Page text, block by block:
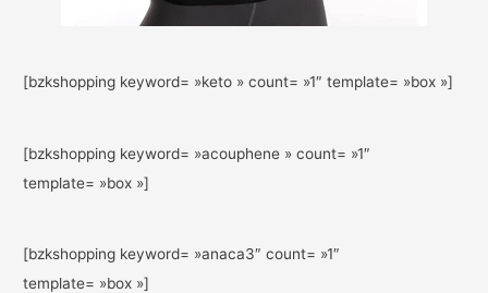
[bzkshopping keyword= »keto » count= »1″ template= »box »]
[bzkshopping keyword= »acouphene » count= »1″
template= »box »]
[bzkshopping keyword= »anaca3″ count= »1″
template= »box »]